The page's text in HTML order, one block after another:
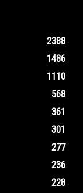
2388
1486
1110
568
361
301
277
236
228